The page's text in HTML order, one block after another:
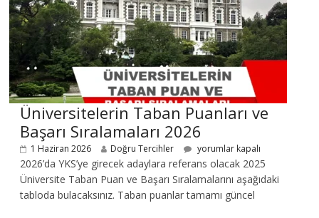
Üniversitelerin Taban Puanları ve
Başarı Sıralamaları 2026
1 Haziran 2026 Doğru Tercihler yorumlar kapalı
2026’da YKS’ye girecek adaylara referans olacak 2025
Üniversite Taban Puan ve Başarı Sıralamalarını aşağıdaki
tabloda bulacaksınız. Taban puanlar tamamı güncel